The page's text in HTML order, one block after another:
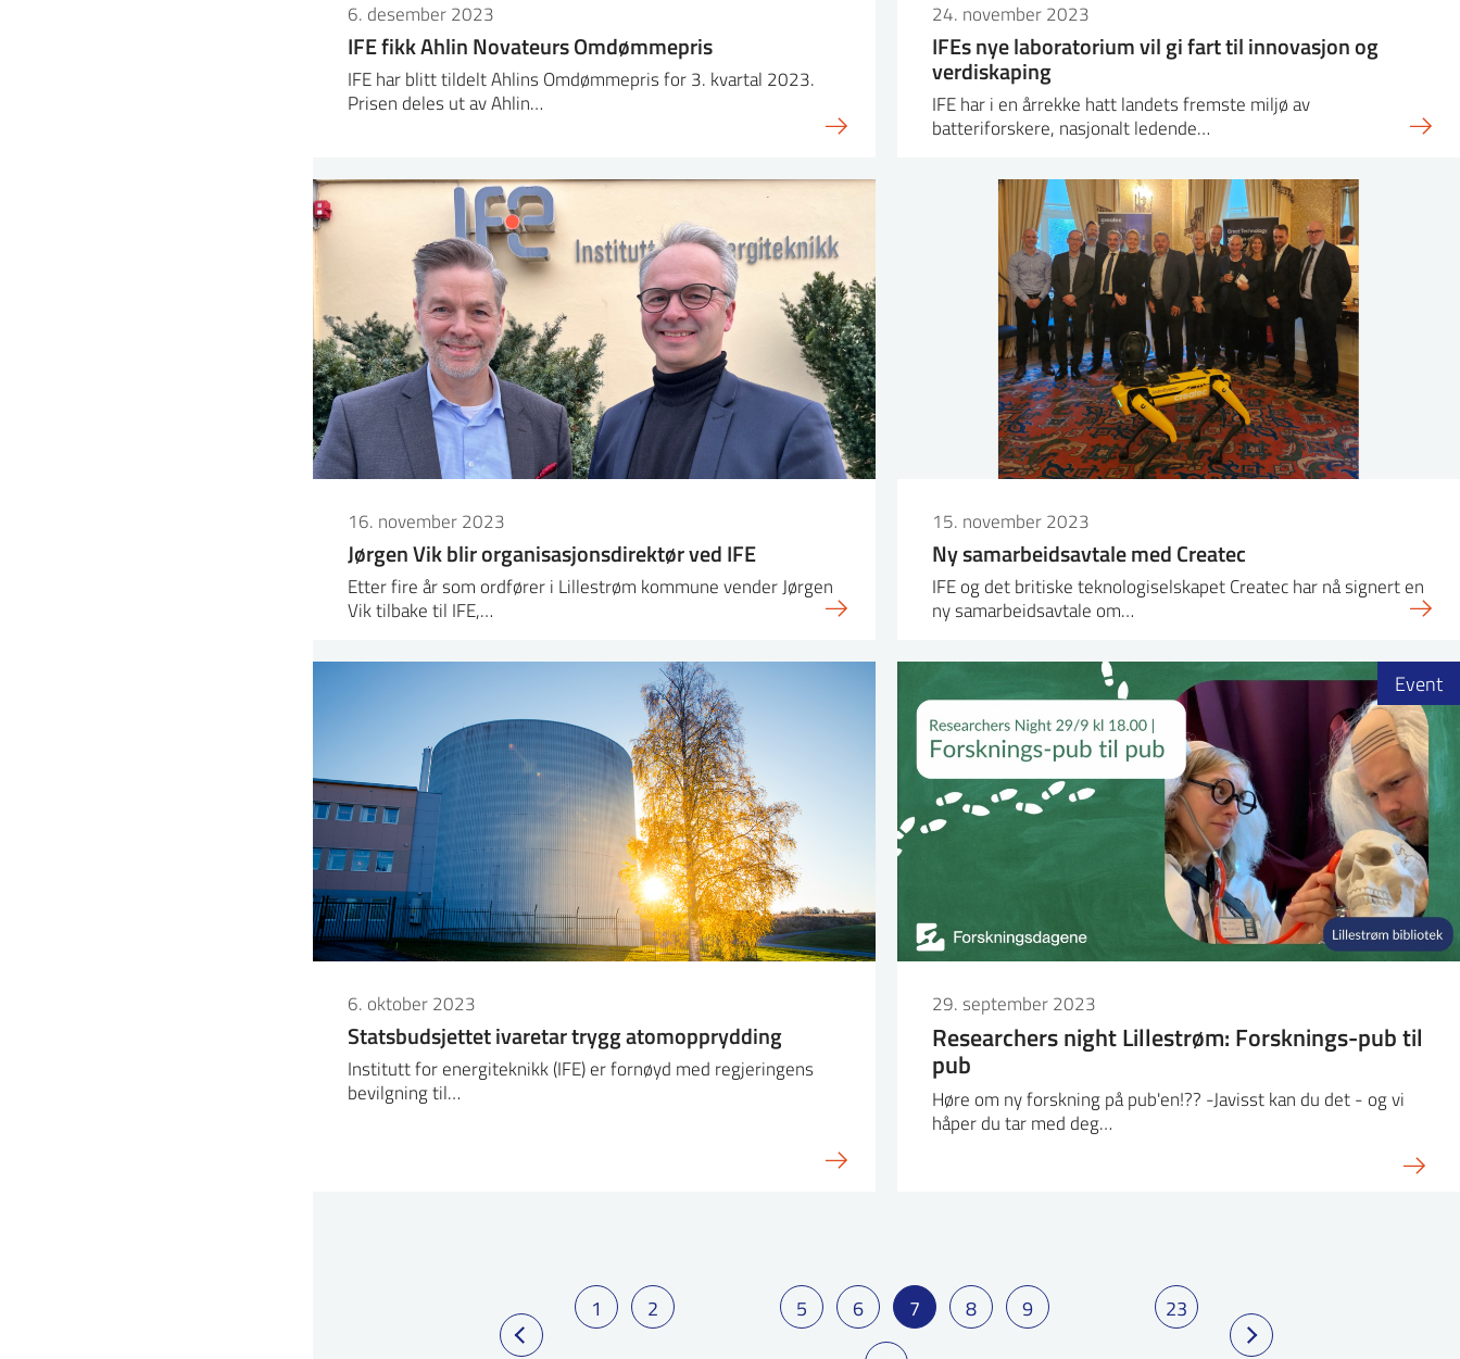
6. desember 2023
IFE fikk Ahlin Novateurs Omdømmepris
IFE har blitt tildelt Ahlins Omdømmepris for 3. kvartal 2023.
Prisen deles ut av Ahlin…
24. november 2023
IFEs nye laboratorium vil gi fart til innovasjon og
verdiskaping
IFE har i en årrekke hatt landets fremste miljø av
batteriforskere, nasjonalt ledende…
16. november 2023
Jørgen Vik blir organisasjonsdirektør ved IFE
Etter fire år som ordfører i Lillestrøm kommune vender Jørgen
Vik tilbake til IFE,…
15. november 2023
Ny samarbeidsavtale med Createc
IFE og det britiske teknologiselskapet Createc har nå signert en
ny samarbeidsavtale om…
6. oktober 2023
Statsbudsjettet ivaretar trygg atomopprydding
Institutt for energiteknikk (IFE) er fornøyd med regjeringens
bevilgning til…
29. september 2023
Researchers night Lillestrøm: Forsknings-pub til
pub
Høre om ny forskning på pub'en!?? -Javisst kan du det - og vi
håper du tar med deg…
Event
1 2 5 6 7 8 9 23